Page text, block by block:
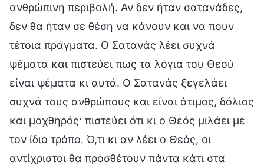
ανθρώπινη περιβολή. Αν δεν ήταν σατανάδες,
δεν θα ήταν σε θέση να κάνουν και να πουν
τέτοια πράγματα. Ο Σατανάς λέει συχνά
ψέματα και πιστεύει πως τα λόγια του Θεού
είναι ψέματα κι αυτά. Ο Σατανάς ξεγελάει
συχνά τους ανθρώπους και είναι άτιμος, δόλιος
και μοχθηρός· πιστεύει ότι κι ο Θεός μιλάει με
τον ίδιο τρόπο. Ό,τι κι αν λέει ο Θεός, οι
αντίχριστοι θα προσθέτουν πάντα κάτι στα